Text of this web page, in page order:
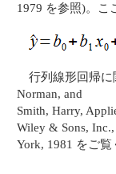
1979 を参照)。こ
行列線形回帰に
Norman, and
Smith, Harry,
Wiley & Sons,
York, 1981 をご覧